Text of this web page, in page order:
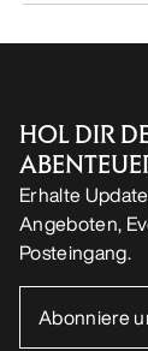
HOL DIR
Erhalte
Angeboten,
Posteingang.